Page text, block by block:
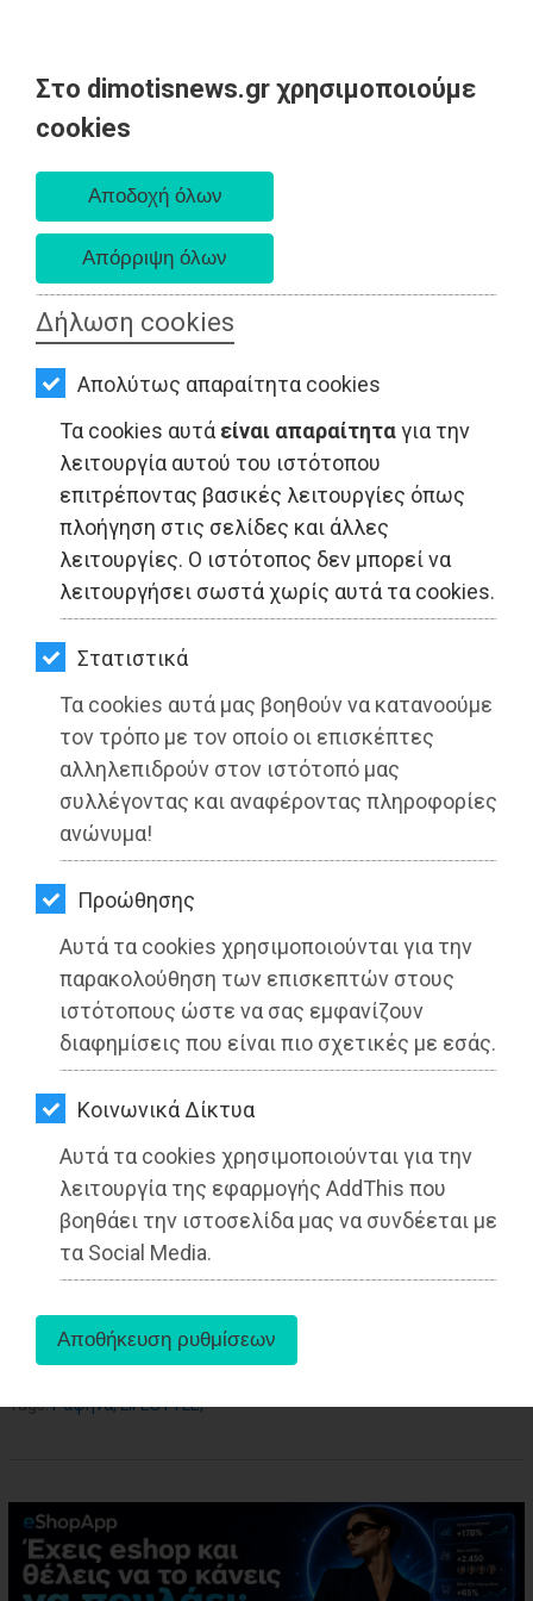
Στο dimotisnews.gr χρησιμοποιούμε
cookies
Δήλωση cookies
Απολύτως απαραίτητα cookies
Τα cookies αυτά είναι απαραίτηταγια την
λειτουργία αυτού του ιστότοπου
επιτρέποντας βασικές λειτουργίες όπως
πλοήγηση στις σελίδες και άλλες
λειτουργίες. Ο ιστότοπος δεν μπορεί να
λειτουργήσει σωστά χωρίς αυτά τα cookies.
Στατιστικά
Τα cookies αυτά μας βοηθούν να κατανοούμε
τον τρόπο με τον οποίο οι επισκέπτες
αλληλεπιδρούν στον ιστότοπό μας
συλλέγοντας και αναφέροντας πληροφορίες
ανώνυμα!
Προώθησης
Αυτά τα cookies χρησιμοποιούνται για την
παρακολούθηση των επισκεπτών στους
ιστότοπους ώστε να σας εμφανίζουν
διαφημίσεις που είναι πιο σχετικές με εσάς.
Kοινωνικά Δίκτυα
Αυτά τα cookies χρησιμοποιούνται για την
λειτουργία της εφαρμογής AddThis που
βοηθάει την ιστοσελίδα μας να συνδέεται με
τα Social Media.
AΡΧΙΚΗ
ΕΙΔΗΣΕΙΣ
ΠΟΛΙΤΙΚΗ
ΤΟΠΙΚΗ
ΑΥΤΟΔΙΟΙΚΗΣΗ
ΟΙΚΟΝΟΜΙΑ
ΑΘΛΗΤΙΣΜΟΣ
ΠΟΛΙΤΙΣΜΟΣ
ΣΠΙΤΙ-
ΚΗΠΟΣ
ΥΓΕΙΑ
LIFESTYLE
ΤΑΞΙΔΙΑ
ΕΞΟΔΟΣ
ΠΕΡΙΒΑΛΛΟΝ
ΚΑΤΟΙΚΙΔΙΟ
ΑΓΓΕΛΙΕΣ
ΕΦΗΜΕΡΙΔΕΣ
OΔΗΓΟΣ
ΑΓΟΡΑΣ
ΨΙΘΥΡΟΙ
ΑΠΟΣΤΟΛΗ
ΑΡΘΡΩΝ
Το μήνυμα του Οργανισμού Λιμένος
Ραφήνας για την 28η Οκτωβρίου 1940
Διαβάστηκε 4609 φορές
26-05-2025
Από τo Dimotisnews
aboutus
Tags:Ραφήνα,LIFESTYLE,